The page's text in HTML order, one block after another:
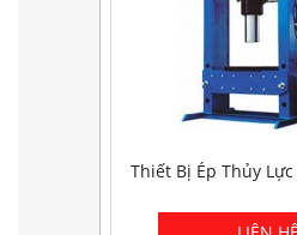
Thiết Bị Ép Thủy Lực